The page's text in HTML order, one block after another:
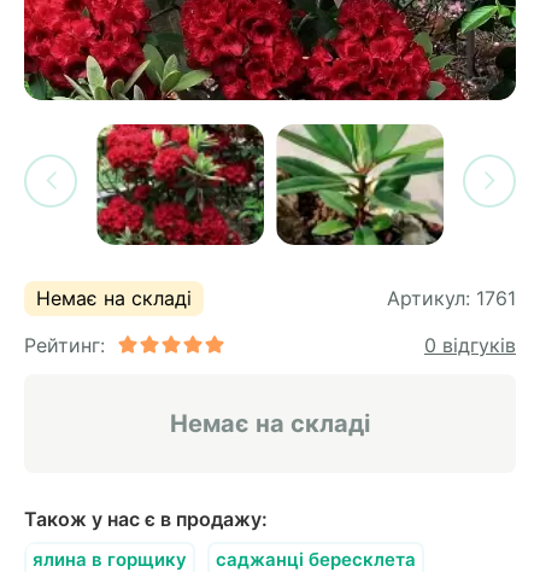
лохини
(агротканини)
Немає на складі Артикул: 1761
Рейтинг:
0 відгуків
Немає на складі
Також у нас є в продажу:
ялина в горщику саджанці бересклета